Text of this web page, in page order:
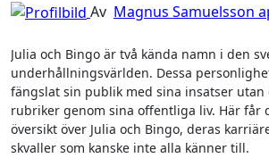
Av Magnus Samuelsson
Julia och Bingo är två kända namn i den svenska
underhållningsvärlden. Dessa
fängslat sin publik med sina insatser utan
rubriker genom sina offentliga liv. Här får
översikt över Julia och Bingo, deras
skvaller som kanske inte alla känner till.